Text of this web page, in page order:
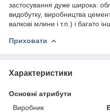
застосування дуже широка:
видобутку, виробництва
валкові млини і т.п.) і багато
Приховати
Характеристики
Основні атрибути
Виробник